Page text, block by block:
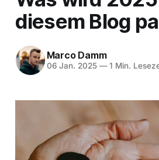
diesem Blog
Marco Damm
06 Jan. 2025 —1 Min.